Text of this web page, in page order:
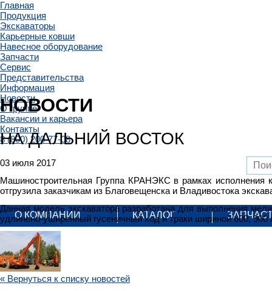
Главная
Продукция
Экскаваторы
Карьерные ковши
Навесное оборудование
Запчасти
Сервис
Представительства
Информация
Новости
О группе
Вакансии и карьера
Контакты
8 (800) 200-77-08
О КОМПАНИИ КАТАЛОГ
НОВОСТИ
НА ДАЛЬНИЙ ВОСТОК
03 июля 2017
Машиностроительная Группа КРАНЭКС в рамках исполнения
отгрузила заказчикам из Благовещенска и Владивостока
Данная модель экскаватора разработана для выполнения
удлинено-уширенный гусеничный ход и траки шириной 600, 900
« Вернуться к списку новостей